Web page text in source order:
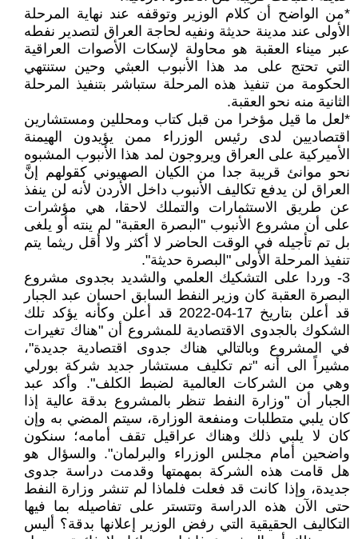
*من الواضح أن كلام الوزير وتوقفه عند نهاية المرحلة
الأولى عند مدينة حديثة ونفيه لحاجة العراق لتصدير نفطه
عبر ميناء العقبة هو محاولة لإسكات الأصوات العراقية
التي تحتج على مد هذا الأنبوب العبثي وحين ستنتهي
الحكومة من تنفيذ هذه المرحلة ستباشر بتنفيذ المرحلة
الثانية منه نحو العقبة.
*لعل ما قيل مؤخرا من قبل كتاب ومحللين ومستشارين
اقتصاديين لدى رئيس الوزراء ممن يؤيدون الهيمنة
الأميركية على العراق ويروجون لمد هذا الأنبوب المشبوه
نحو موانئ قريبة جدا من الكيان الصهيوني كقولهم إنَّ
العراق لن يدفع تكاليف الأنبوب داخل الأردن لأنه لن ينفذ
عن طريق الاستثمارات والتملك لاحقا، هي مؤشرات
على أن مشروع الأنبوب "البصرة العقبة" لم ينته أو يلغى
بل تم تأجيله في الوقت الحاضر لا أكثر ولا أقل ريثما يتم
تنفيذ المرحلة الأولى "البصرة حديثة".
3- وردا على التشكيك العلمي والشديد بجدوى مشروع
البصرة العقبة كان وزير النفط السابق احسان عبد الجبار
قد أعلن بتاريخ 17-04-2022 قد أعلن وكأنه يؤكد تلك
الشكوك بالجدوى الاقتصادية للمشروع أن "هناك تغيرات
في المشروع وبالتالي هناك جدوى اقتصادية جديدة"،
مشيراً الى أنه "تم تكليف مستشار جديد شركة بورلي
وهي من الشركات العالمية لضبط الكلف". وأكد عبد
الجبار أن "وزارة النفط تنظر بالمشروع بدقة عالية إذا
كان يلبي متطلبات ومنفعة الوزارة، سيتم المضي به وإن
كان لا يلبي ذلك وهناك عراقيل تقف أمامه؛ سنكون
واضحين أمام مجلس الوزراء والبرلمان". والسؤال هو
هل قامت هذه الشركة بمهمتها وقدمت دراسة جدوى
جديدة، وإذا كانت قد فعلت فلماذا لم تنشر وزارة النفط
حتى الآن هذه الدراسة وتتستر على تفاصيله بما فيها
التكاليف الحقيقية التي رفض الوزير إعلانها بدقة؟ أليس